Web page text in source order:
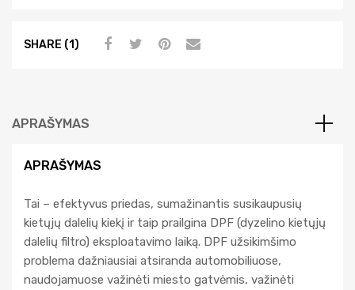
SHARE (1)
APRAŠYMAS
APRAŠYMAS
Tai – efektyvus priedas, sumažinantis susikaupusių
kietųjų dalelių kiekį ir taip prailgina DPF (dyzelino kietųjų
dalelių filtro) eksploatavimo laiką. DPF užsikimšimo
problema dažniausiai atsiranda automobiliuose,
naudojamuose važinėti miesto gatvėmis, važinėti